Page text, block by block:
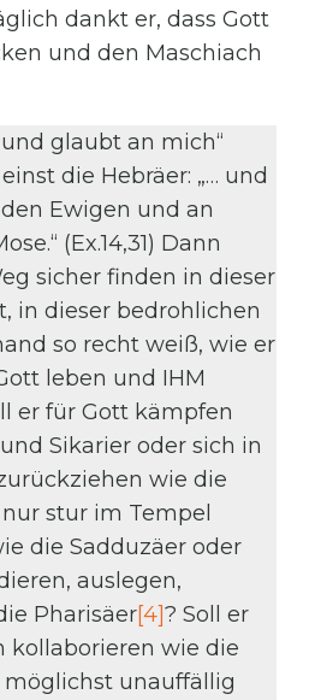
dankt er, dass Gott
und den Maschiach
glaubt an mich“
einst die Hebräer: „… und
Ewigen und an
(Ex.14,31) Dann
sicher finden in dieser
in dieser bedrohlichen
so recht weiß, wie er
leben und IHM
er für Gott kämpfen
Sikarier oder sich in
wie die
stur im Tempel
die Sadduzäer oder
auslegen,
Pharisäer[4]? Soll er
kollaborieren wie die
möglichst unauffällig